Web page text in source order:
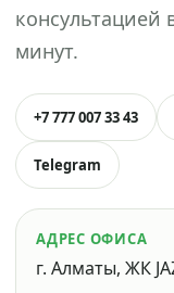
консультацией
минут.
+7 777 007 33 43
Telegram
АДРЕС ОФИСА
г. Алматы, ЖК